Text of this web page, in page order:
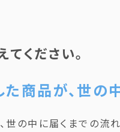
ください。
商品が、世
世の中に届くまでの流